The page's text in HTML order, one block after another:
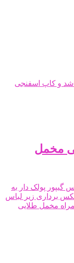
و کاپ اسفنجی
مخمل
۸۸.۰۰۰تومان پولک دار به
برداری زیر لباس
مخمل طلایی